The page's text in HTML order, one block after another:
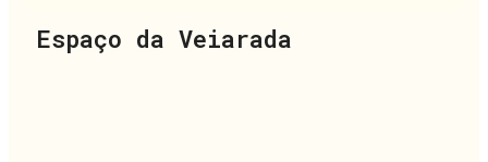
Espaço da Veiarada